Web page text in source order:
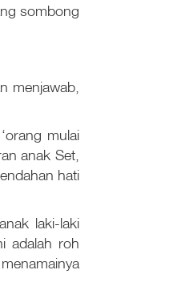
sombong
menjawab,
mulai
anak Set,
hati
laki-laki
adalah roh